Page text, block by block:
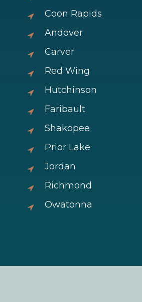
Coon Rapids
Andover
Carver
Red Wing
Hutchinson
Faribault
Shakopee
Prior Lake
Jordan
Richmond
Owatonna